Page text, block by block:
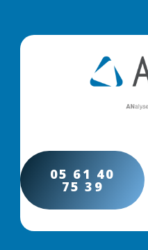
05 61 40
75 39